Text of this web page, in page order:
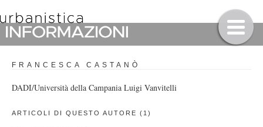
FRANCESCA CASTANÒ
DADI/Università della Campania Luigi Vanvitelli
ARTICOLI DI QUESTO AUTORE (1)